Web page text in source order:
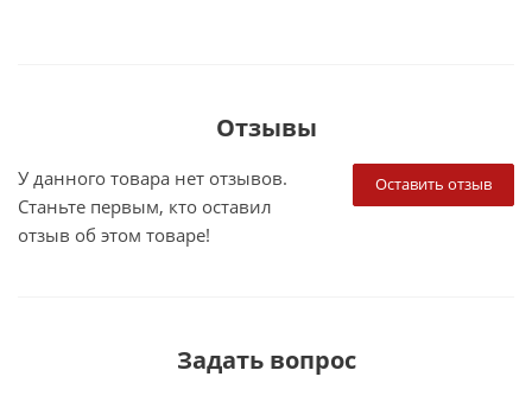
Отзывы
Оставить отзыв
У данного товара нет отзывов.
Станьте первым, кто оставил
отзыв об этом товаре!
Задать вопрос